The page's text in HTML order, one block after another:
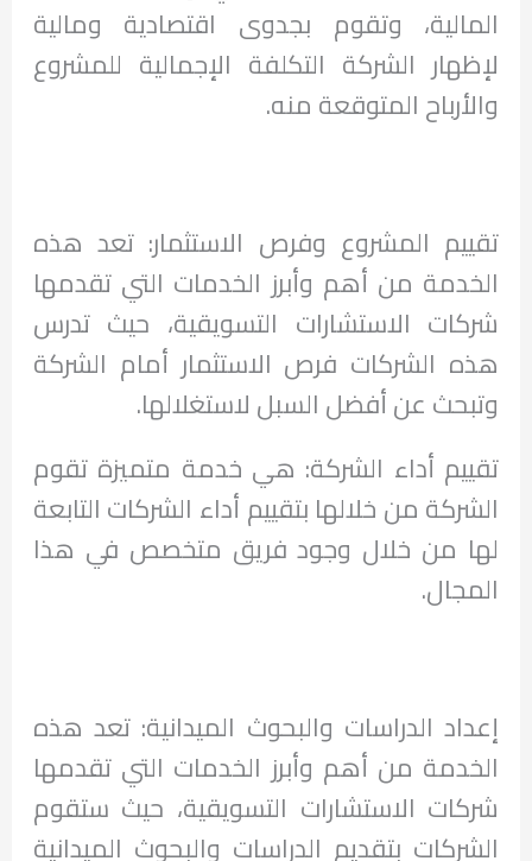
المالية، وتقوم بجدوى اقتصادية ومالية
لإظهار الشركة التكلفة الإجمالية للمشروع
والأرباح المتوقعة منه.
تقييم المشروع وفرص الاستثمار: تعد هذه
الخدمة من أهم وأبرز الخدمات التي تقدمها
شركات الاستشارات التسويقية، حيث تدرس
هذه الشركات فرص الاستثمار أمام الشركة
وتبحث عن أفضل السبل لاستغلالها.
تقييم أداء الشركة: هي خدمة متميزة تقوم
الشركة من خلالها بتقييم أداء الشركات التابعة
لها من خلال وجود فريق متخصص في هذا
المجال.
إعداد الدراسات والبحوث الميدانية: تعد هذه
الخدمة من أهم وأبرز الخدمات التي تقدمها
شركات الاستشارات التسويقية، حيث ستقوم
الشركات بتقديم الدراسات والبحوث الميدانية